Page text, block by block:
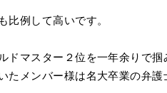
比例して高いです。
ドマスター２位を一年余りで
たメンバー様は名大卒業の弁護